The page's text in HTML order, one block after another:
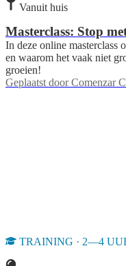
Vanuit huis
Masterclass: Stop
In deze online masterclass
en waarom het vaak niet
groeien!
Geplaatst door Comenzar
TRAINING · 2—4